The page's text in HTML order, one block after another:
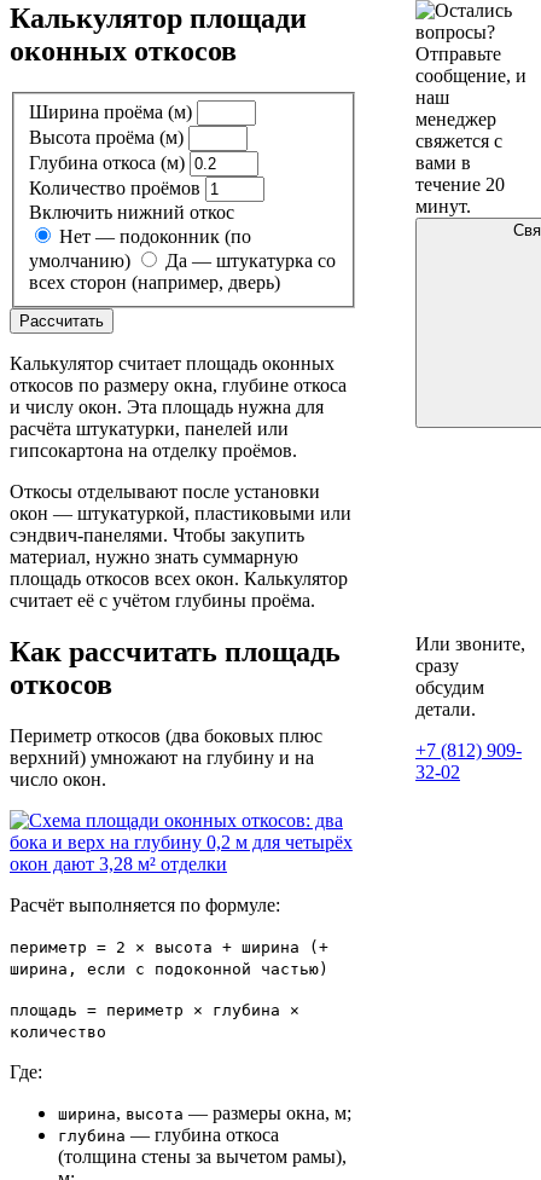
Калькулятор площади
оконных откосов
Ширина проёма (м)
Высота проёма (м)
Глубина откоса (м)
Количество проёмов
Включить нижний откос
Нет — подоконник (по
умолчанию)
Да — штукатурка со
всех сторон (например, дверь)
Рассчитать
Калькулятор считает площадь оконных
откосов по размеру окна, глубине откоса
и числу окон. Эта площадь нужна для
расчёта штукатурки, панелей или
гипсокартона на отделку проёмов.
Откосы отделывают после установки
окон — штукатуркой, пластиковыми или
сэндвич-панелями. Чтобы закупить
материал, нужно знать суммарную
площадь откосов всех окон. Калькулятор
считает её с учётом глубины проёма.
Как рассчитать площадь
откосов
Периметр откосов (два боковых плюс
верхний) умножают на глубину и на
число окон.
Расчёт выполняется по формуле:
периметр = 2 × высота + ширина (+
ширина, если с подоконной частью)
площадь = периметр × глубина ×
количество
Где:
ширина, высота — размеры окна, м;
глубина — глубина откоса
(толщина стены за вычетом рамы),
Отправьте
сообщение, и
наш
менеджер
свяжется с
вами в
течение 20
минут.
Или звоните,
сразу
обсудим
детали.
+7 (812) 909-
32-02